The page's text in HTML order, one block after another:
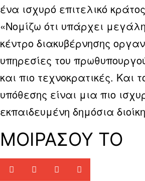
ένα ισχυρό επιτελικό
«Νομίζω ότι υπάρχει
κέντρο διακυβέρνησης
υπηρεσίες του
και πιο τεχνοκρατικές. Και
υπόθεσης είναι μια πιο
εκπαιδευμένη δημόσια
ΜΟΙΡΑΣΟΥ ΤΟ